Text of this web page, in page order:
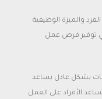
والميزة الوظيفية
توفير فرص عمل
بشكل عادل يساعد
الأفراد على العمل